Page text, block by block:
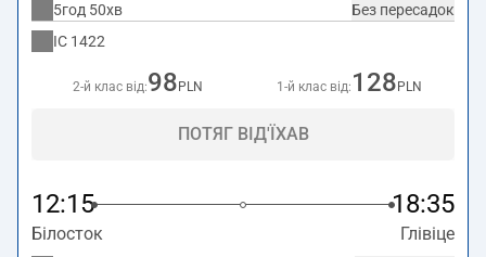
Без пересадок
5год 50хв
IC 1422
2-й клас від:98 PLN 1-й клас від: 128 PLN
ПОТЯГ ВІД'ЇХАВ
12:15 18:35
Білосток Глівіце